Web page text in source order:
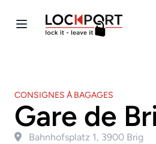
CONSIGNES À BAGAGES
Gare de
Bahnhofsplatz 1, 3900 Brig